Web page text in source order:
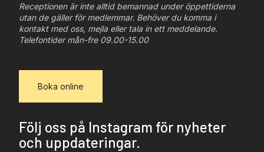
Receptionen är inte alltid bemannad under öppettiderna
utan de gäller för medlemmar. Behöver du komma i
kontakt med oss, mejla eller tala in ett meddelande.
Telefontider mån-fre 09.00-15.00
Boka online
Följ oss på Instagram för nyheter
och uppdateringar.